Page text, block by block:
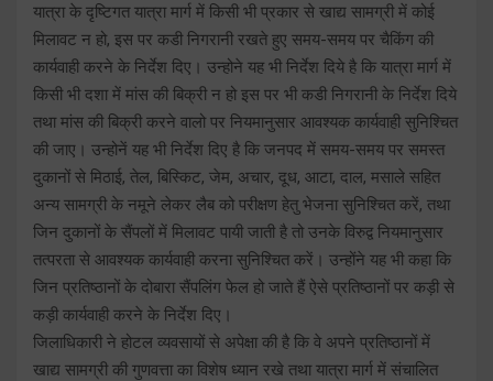
यात्रा के दृष्टिगत यात्रा मार्ग में किसी भी प्रकार से खाद्य सामग्री में कोई
मिलावट न हो, इस पर कडी निगरानी रखते हुए समय-समय पर चैकिंग की
कार्यवाही करने के निर्देश दिए। उन्होने यह भी निर्देश दिये है कि यात्रा मार्ग में
किसी भी दशा में मांस की बिक्री न हो इस पर भी कडी निगरानी के निर्देश दिये
तथा मांस की बिक्री करने वालो पर नियमानुसार आवश्यक कार्यवाही सुनिश्चित
की जाए। उन्होनें यह भी निर्देश दिए है कि जनपद में समय-समय पर समस्त
दुकानों से मिठाई, तेल, बिस्किट, जेम, अचार, दूध, आटा, दाल, मसाले सहित
अन्य सामग्री के नमूने लेकर लैब को परीक्षण हेतु भेजना सुनिश्चित करें, तथा
जिन दुकानों के सैंपलों में मिलावट पायी जाती है तो उनके विरुद्व नियमानुसार
तत्परता से आवश्यक कार्यवाही करना सुनिश्चित करें। उन्होंने यह भी कहा कि
जिन प्रतिष्ठानों के दोबारा सैंपलिंग फेल हो जाते हैं ऐसे प्रतिष्ठानों पर कड़ी से
कड़ी कार्यवाही करने के निर्देश दिए।
जिलाधिकारी ने होटल व्यवसायों से अपेक्षा की है कि वे अपने प्रतिष्ठानों में
खाद्य सामग्री की गुणवत्ता का विशेष ध्यान रखे तथा यात्रा मार्ग में संचालित